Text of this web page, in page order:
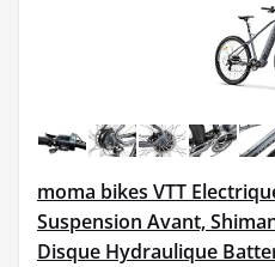
moma bikes VTT
Suspension Avant,
Disque Hydraulique